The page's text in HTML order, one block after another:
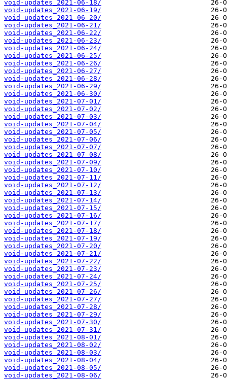
void-updates_2021-06-18/
void-updates_2021-06-19/
void-updates_2021-06-20/
void-updates_2021-06-21/
void-updates_2021-06-22/
void-updates_2021-06-23/
void-updates_2021-06-24/
void-updates_2021-06-25/
void-updates_2021-06-26/
void-updates_2021-06-27/
void-updates_2021-06-28/
void-updates_2021-06-29/
void-updates_2021-06-30/
void-updates_2021-07-01/
void-updates_2021-07-02/
void-updates_2021-07-03/
void-updates_2021-07-04/
void-updates_2021-07-05/
void-updates_2021-07-06/
void-updates_2021-07-07/
void-updates_2021-07-08/
void-updates_2021-07-09/
void-updates_2021-07-10/
void-updates_2021-07-11/
void-updates_2021-07-12/
void-updates_2021-07-13/
void-updates_2021-07-14/
void-updates_2021-07-15/
void-updates_2021-07-16/
void-updates_2021-07-17/
void-updates_2021-07-18/
void-updates_2021-07-19/
void-updates_2021-07-20/
void-updates_2021-07-21/
void-updates_2021-07-22/
void-updates_2021-07-23/
void-updates_2021-07-24/
void-updates_2021-07-25/
void-updates_2021-07-26/
void-updates_2021-07-27/
void-updates_2021-07-28/
void-updates_2021-07-29/
void-updates_2021-07-30/
void-updates_2021-07-31/
void-updates_2021-08-01/
void-updates_2021-08-02/
void-updates_2021-08-03/
void-updates_2021-08-04/
void-updates_2021-08-05/
void-updates_2021-08-06/